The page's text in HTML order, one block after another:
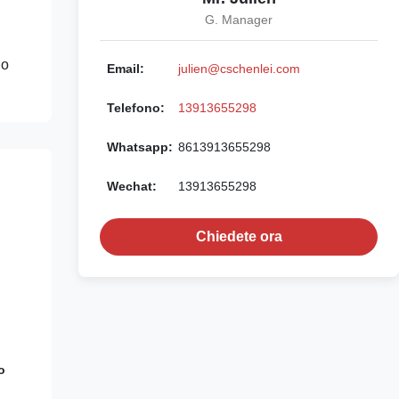
G. Manager
Email: julien@cschenlei.com
Telefono: 13913655298
Whatsapp: 8613913655298
Wechat: 13913655298
Chiedete ora